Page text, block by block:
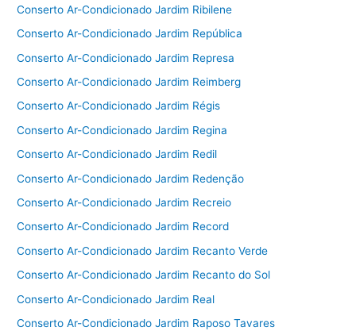
Conserto Ar-Condicionado Jardim Ribilene
Conserto Ar-Condicionado Jardim República
Conserto Ar-Condicionado Jardim Represa
Conserto Ar-Condicionado Jardim Reimberg
Conserto Ar-Condicionado Jardim Régis
Conserto Ar-Condicionado Jardim Regina
Conserto Ar-Condicionado Jardim Redil
Conserto Ar-Condicionado Jardim Redenção
Conserto Ar-Condicionado Jardim Recreio
Conserto Ar-Condicionado Jardim Record
Conserto Ar-Condicionado Jardim Recanto Verde
Conserto Ar-Condicionado Jardim Recanto do Sol
Conserto Ar-Condicionado Jardim Real
Conserto Ar-Condicionado Jardim Raposo Tavares